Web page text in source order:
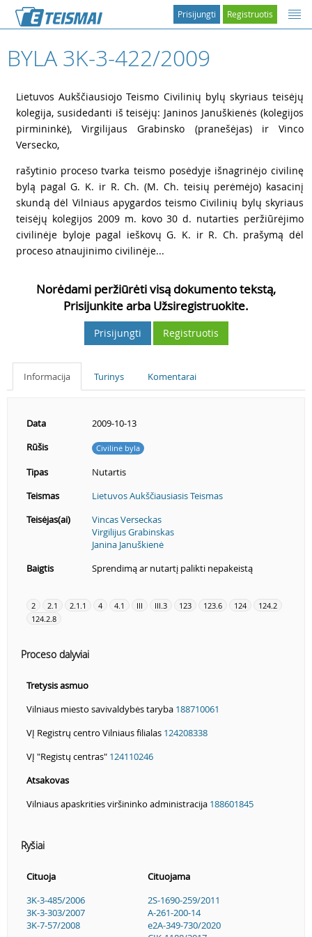
Registruotis
Prisijungti
BYLA 3K-3-422/2009
Lietuvos Aukščiausiojo Teismo Civilinių bylų skyriaus teisėjų
kolegija, susidedanti iš teisėjų: Janinos Januškienės (kolegijos
pirmininkė), Virgilijaus Grabinsko (pranešėjas) ir Vinco
Versecko,
rašytinio proceso tvarka teismo posėdyje išnagrinėjo civilinę
bylą pagal G. K. ir R. Ch. (M. Ch. teisių perėmėjo) kasacinį
skundą dėl Vilniaus apygardos teismo Civilinių bylų skyriaus
teisėjų kolegijos 2009 m. kovo 30 d. nutarties peržiūrėjimo
civilinėje byloje pagal ieškovų G. K. ir R. Ch. prašymą dėl
proceso atnaujinimo civilinėje...
Norėdami peržiūrėti visą dokumento tekstą,
Prisijunkite arba Užsiregistruokite.
Prisijungti Registruotis
Informacija Turinys Komentarai
Data
2009-10-13
Rūšis
Civilinė byla
Tipas
Nutartis
Teismas
Lietuvos Aukščiausiasis Teismas
Teisėjas(ai)
Vincas Verseckas
Virgilijus Grabinskas
Janina Januškienė
Baigtis
Sprendimą ar nutartį palikti nepakeistą
2 2.1 2.1.1 4 4.1 III III.3 123 123.6 124
124.2
124.2.8
Proceso dalyviai
Tretysis asmuo
Vilniaus miesto savivaldybės taryba 188710061
VĮ Registrų centro Vilniaus filialas 124208338
VĮ "Registų centras" 124110246
Atsakovas
Vilniaus apaskrities viršininko administracija 188601845
Ryšiai
Cituoja
Cituojama
3K-3-485/2006
3K-3-303/2007
3K-7-57/2008
2S-1690-259/2011
A-261-200-14
e2A-349-730/2020